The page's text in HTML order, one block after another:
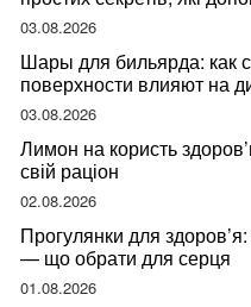
03.08.2026
Шары для бильярда: как
поверхности влияют на
03.08.2026
Лимон на користь
свій раціон
02.08.2026
Прогулянки для
— що обрати для серця
01.08.2026